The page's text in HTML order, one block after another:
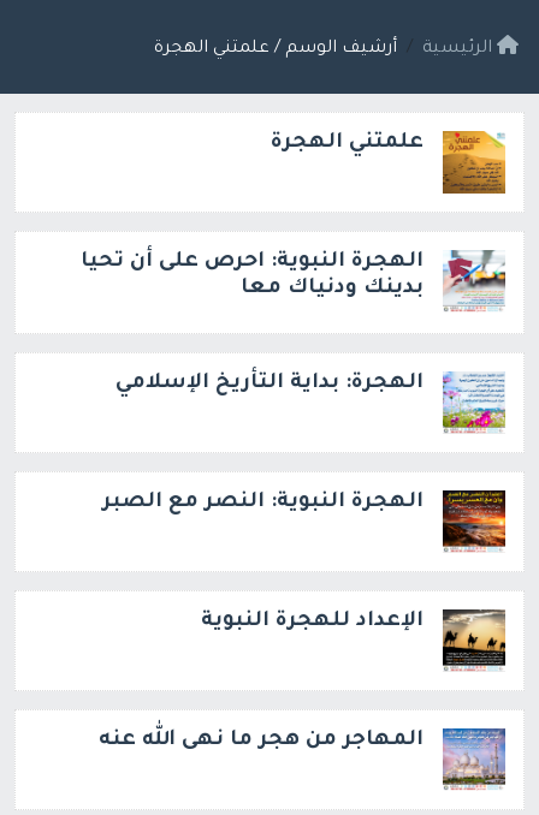
الرئيسية أرشيف الوسم / علمتني الهجرة
علمتني الهجرة
الهجرة النبوية: احرص على أن تحيا
بدينك ودنياك معا
الهجرة: بداية التأريخ الإسلامي
الهجرة النبوية: النصر مع الصبر
الإعداد للهجرة النبوية
المهاجر من هجر ما نهى الله عنه